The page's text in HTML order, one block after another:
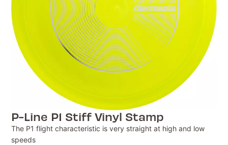
P-Line P1 Stiff Vinyl Stamp
The P1 flight characteristic is very straight at high and low
speeds